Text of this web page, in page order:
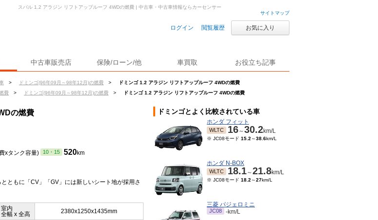
サイトマップ
ログイン 閲覧履歴 お気に入り
中古車販売店 保険/ローン/他 車買取 お役立ち記事
> ドミンゴ(96年09月～98年12月)の燃費 >
ドミンゴ 1.2 アラジン リフトアップルーフ 4WDの燃費
費 > ドミンゴ(96年09月～98年12月)の燃費 > ドミンゴ 1.2 アラジン リフトアップルーフ 4WDの燃費
スバル 1.2 アラジン リフトアップルーフ 4WDの燃費 | 中古車・中古車情報ならカーセンサー
の燃費
xタンク容量) 10・15 520km
ともに「CV」「GV」には新しいシート地が採用さ
室内
幅 x 全高
2380x1250x1435mm
ドミンゴとよく比較されている車
ホンダ フィット
WLTC 16～30.2km/L
※ JC08モード 15.2 ～38.6km/L
ホンダ N-BOX
WLTC 18.1～21.8km/L
※ JC08モード 18.2 ～27km/L
三菱 パジェロミニ
JC08 -km/L